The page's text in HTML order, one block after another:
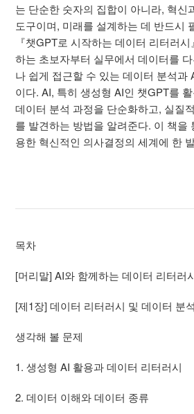
는 단순한 숫자의 집합이 아니라, 혁신
도구이며, 미래를 설계하는 데 반드시
『챗GPT로 시작하는 데이터 리터러
하는 초보자부터 실무에서 데이터를
나 쉽게 접근할 수 있는 데이터 분석과
이다. AI, 특히 생성형 AI인 챗GPT를
데이터 분석 과정을 단순화하고, 실질
를 발견하는 방법을 알려준다. 이 책을
용한 혁신적인 의사결정의 세계에 한
목차
[머리말] AI와 함께하는 데이터 리터러
[제1장] 데이터 리터러시 및 데이터 분
생각해 볼 문제
1. 생성형 AI 활용과 데이터 리터러시
2. 데이터 이해와 데이터 종류